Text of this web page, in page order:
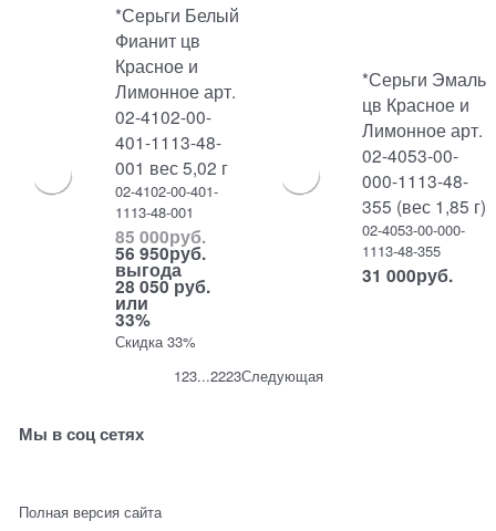
*Серьги Белый
Фианит цв
Красное и
Лимонное арт.
02-4102-00-
401-1113-48-
001 вес 5,02 г
02-4102-00-401-
1113-48-001
85 000руб.
56 950руб.
выгода
28 050 руб.
или
33%
Скидка 33%
*Серьги Эмаль
цв Красное и
Лимонное арт.
02-4053-00-
000-1113-48-
355 (вес 1,85 г)
02-4053-00-000-
1113-48-355
31 000руб.
123...2223Следующая
Мы в соц сетях
Полная версия сайта